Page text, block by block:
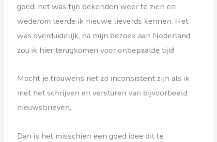
goed, het was fijn bekenden weer te zien en
wederom leerde ik nieuwe lieverds kennen. Het
was overduidelijk, na mijn bezoek aan Nederland
zou ik hier terugkomen voor onbepaalde tijd!
Mocht je trouwens net zo inconsistent zijn als ik
met het schrijven en versturen van bijvoorbeeld
nieuwsbrieven,
Dan is het misschien een goed idee dit te